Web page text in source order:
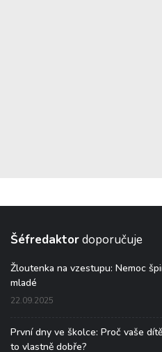
Šéfredaktordoporučuje
Žloutenka na vzestupu: Nemoc
mladé
22.09.2025
První dny ve školce: Proč vaše
to vlastně dobře?